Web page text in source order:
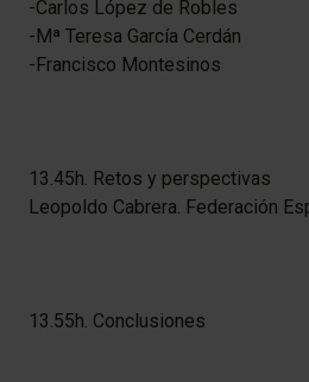
-Carlos López de Robles
-Mª Teresa García Cerdán
-Francisco Montesinos
13.45h. Retos y perspectivas
Leopoldo Cabrera. Federación
13.55h. Conclusiones